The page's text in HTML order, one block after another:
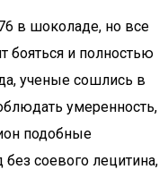
в шоколаде, но все
бояться и полностью
ученые сошлись в
умеренность,
подобные
соевого лецитина,